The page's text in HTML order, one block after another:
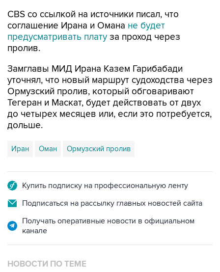
CBS со ссылкой на источники писал, что
соглашение Ирана и Омана не будет
предусматривать плату за проход через
пролив.
Замглавы МИД Ирана Казем Гарибабади
уточнял, что новый маршрут судоходства через
Ормузский пролив, который обговаривают
Тегеран и Маскат, будет действовать от двух
до четырех месяцев или, если это потребуется,
дольше.
Иран Оман Ормузский пролив
Купить подписку на профессиональную ленту
Подписаться на рассылку главных новостей сайта
Получать оперативные новости в официальном
канале
НОВОСТИ ПО ТЕМЕ